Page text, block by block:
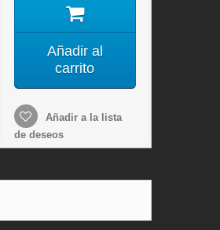
Añadir al
carrito
Añadir a la lista
de deseos